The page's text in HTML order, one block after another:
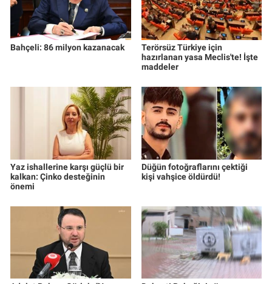
Bahçeli: 86 milyon kazanacak
Terörsüz Türkiye için
hazırlanan yasa Meclis'te! İşte
maddeler
Yaz ishallerine karşı güçlü bir
kalkan: Çinko desteğinin
önemi
Düğün fotoğraflarını çektiği
kişi vahşice öldürdü!